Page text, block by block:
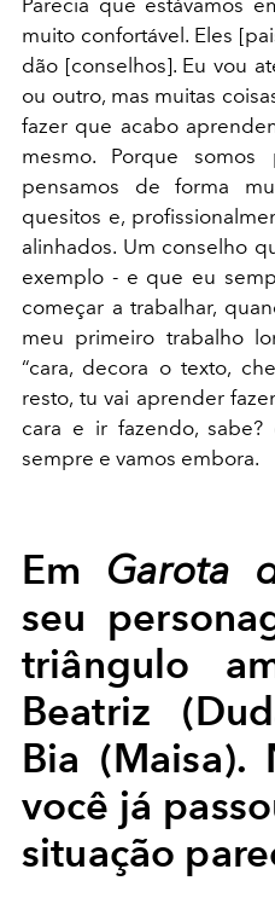
Parecia que estávamos
muito confortável. Eles
dão [conselhos]. Eu vou
ou outro, mas muitas
fazer que acabo
mesmo. Porque somos
pensamos de forma
quesitos e,
alinhados. Um conselho
exemplo - e que eu
começar a trabalhar,
meu primeiro trabalho
“cara, decora o texto,
resto, tu vai aprender
cara e ir fazendo, sabe?
sempre e vamos embora.
Em Garota
seu
triângulo
Beatriz
Bia (Maisa).
você já
situação